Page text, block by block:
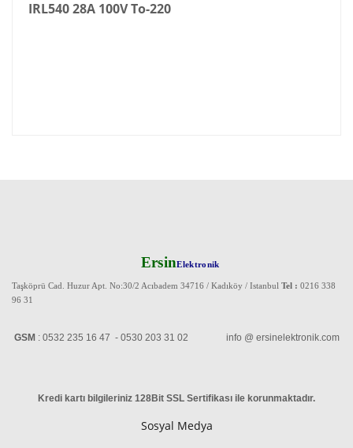
IRL540 28A 100V To-220
ErsinElektronik
Taşköprü Cad. Huzur Apt. No:30/2 Acıbadem 34716 / Kadıköy / Istanbul Tel : 0216 338
96 31
GSM : 0532 235 16 47 - 0530 203 31 02 info @ ersinelektronik.com
Kredi kartı bilgileriniz 128Bit SSL Sertifikası ile korunmaktadır.
Sosyal Medya